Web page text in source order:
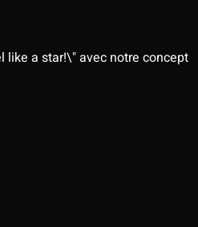
like a star!\" avec notre concept